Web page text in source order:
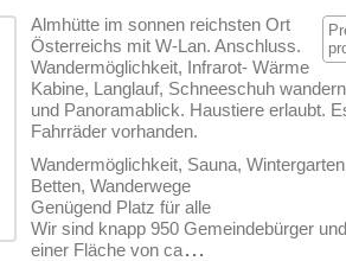
Almhütte im sonnen reichsten Ort
Österreichs mit W-Lan. Anschluss.
Wandermöglichkeit, Infrarot- Wärme
Kabine, Langlauf, Schneeschuh
und Panoramablick. Haustiere erlaubt.
Fahrräder vorhanden.
Wandermöglichkeit, Sauna,
Betten, Wanderwege
Genügend Platz für alle
Wir sind knapp 950 Gemeindebürger
einer Fläche von ca...